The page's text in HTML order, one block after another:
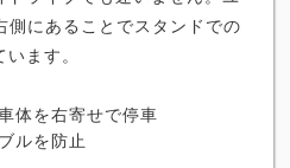
側にあることでスタンドでの
ます。
体を右寄せで停車
ルを防止